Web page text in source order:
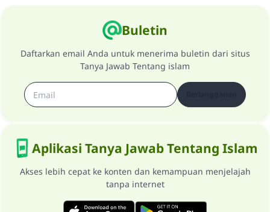
Buletin
Daftarkan email Anda untuk menerima buletin dari situs
Tanya Jawab Tentang islam
Aplikasi Tanya Jawab Tentang Islam
Akses lebih cepat ke konten dan kemampuan menjelajah
tanpa internet